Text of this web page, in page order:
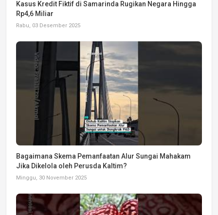
Kasus Kredit Fiktif di Samarinda Rugikan Negara Hingga
Rp4,6 Miliar
Rabu, 03 Desember 2025
Bagaimana Skema Pemanfaatan Alur Sungai Mahakam
Jika Dikelola oleh Perusda Kaltim?
Minggu, 30 November 2025